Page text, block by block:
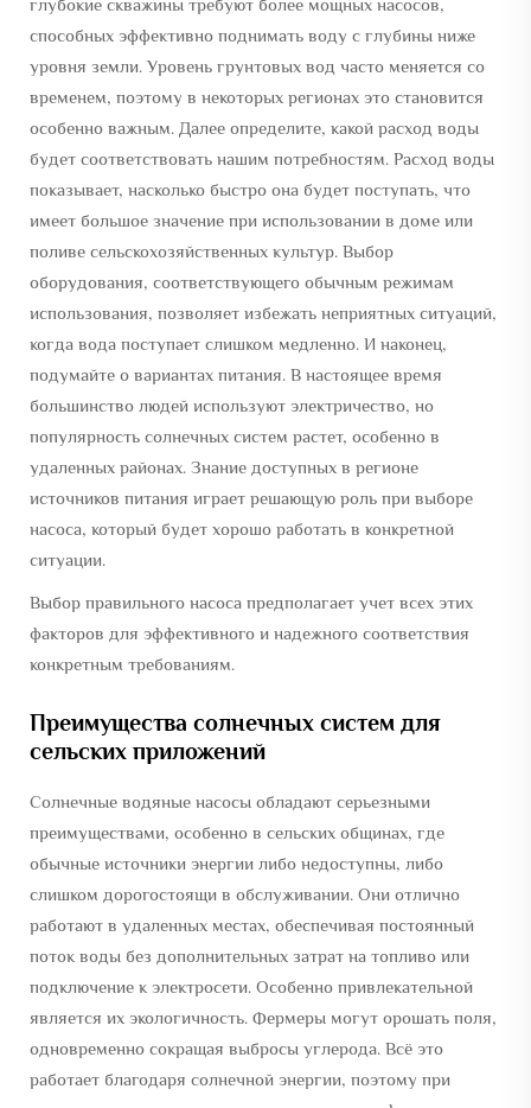
глубокие скважины требуют более мощных насосов,
способных эффективно поднимать воду с глубины ниже
уровня земли. Уровень грунтовых вод часто меняется со
временем, поэтому в некоторых регионах это становится
особенно важным. Далее определите, какой расход воды
будет соответствовать нашим потребностям. Расход воды
показывает, насколько быстро она будет поступать, что
имеет большое значение при использовании в доме или
поливе сельскохозяйственных культур. Выбор
оборудования, соответствующего обычным режимам
использования, позволяет избежать неприятных ситуаций,
когда вода поступает слишком медленно. И наконец,
подумайте о вариантах питания. В настоящее время
большинство людей используют электричество, но
популярность солнечных систем растет, особенно в
удаленных районах. Знание доступных в регионе
источников питания играет решающую роль при выборе
насоса, который будет хорошо работать в конкретной
ситуации.
Выбор правильного насоса предполагает учет всех этих
факторов для эффективного и надежного соответствия
конкретным требованиям.
Преимущества солнечных систем для
сельских приложений
Солнечные водяные насосы обладают серьезными
преимуществами, особенно в сельских общинах, где
обычные источники энергии либо недоступны, либо
слишком дорогостоящи в обслуживании. Они отлично
работают в удаленных местах, обеспечивая постоянный
поток воды без дополнительных затрат на топливо или
подключение к электросети. Особенно привлекательной
является их экологичность. Фермеры могут орошать поля,
одновременно сокращая выбросы углерода. Всё это
работает благодаря солнечной энергии, поэтому при